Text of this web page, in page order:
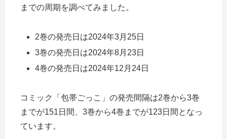
までの周期を調べてみました。
2巻の発売日は2024年3月25日
3巻の発売日は2024年8月23日
4巻の発売日は2024年12月24日
コミック「包帯ごっこ」の発売間隔は2巻から3巻
までが151日間、3巻から4巻までが123日間となっ
ています。